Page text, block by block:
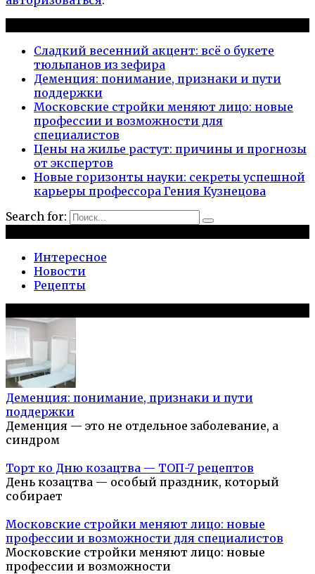
Сладкий весенний акцент: всё о букете
тюльпанов из зефира
Деменция: понимание, признаки и пути
поддержки
Московские стройки меняют лицо: новые
профессии и возможности для
специалистов
Цены на жилье растут: причины и прогнозы
от экспертов
Новые горизонты науки: секреты успешной
карьеры профессора Гения Кузнецова
Search for:
Интересное
Новости
Рецепты
Деменция: понимание, признаки и пути
поддержки
Деменция — это не отдельное заболевание, а
синдром
Торт ко Дню козацтва — ТОП-7 рецептов
День козацтва — особый праздник, который
собирает
Московские стройки меняют лицо: новые
профессии и возможности для специалистов
Московские стройки меняют лицо: новые
профессии и возможности